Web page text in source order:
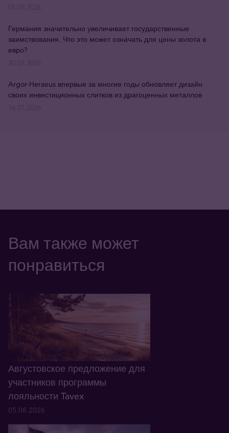
Германия значительно увеличивает государственные
заимствования. Что это может означать для цены золота в
евро?
Argor-Heraeus впервые за многие годы обновляет дизайн
своих инвестиционных слитков из драгоценных металлов
Вам также может
понравиться
Августовское предложение для
участников программы
лояльности Tavex
05.08.2026